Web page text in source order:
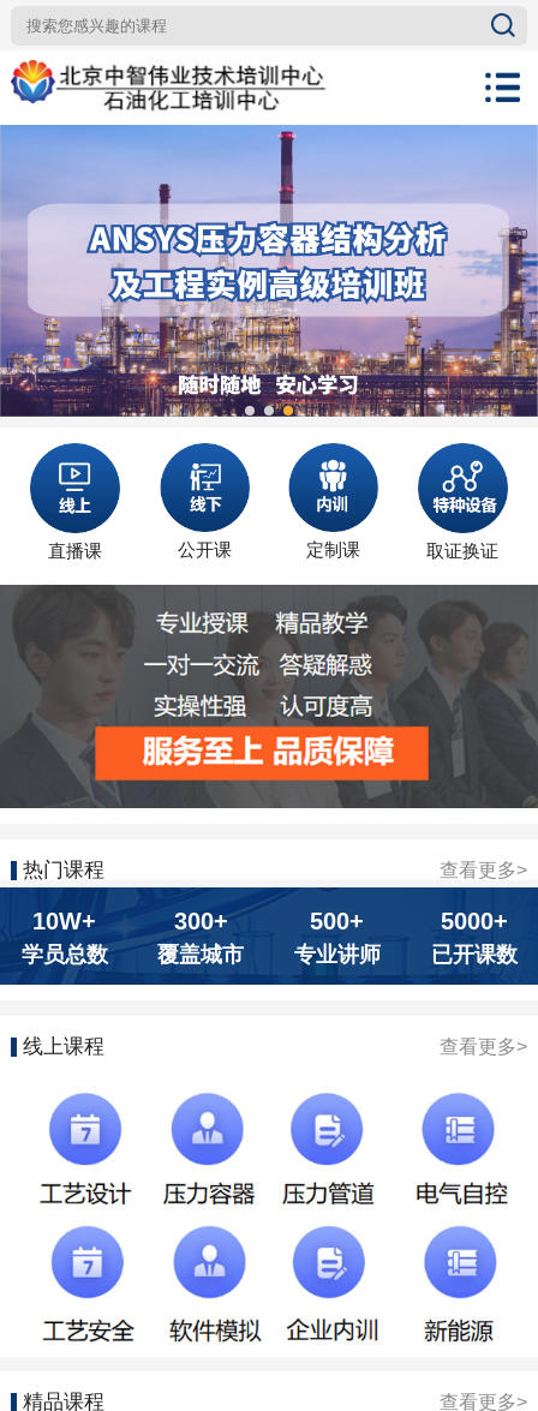
直播课 公开课 定制课 取证换证
热门课程 查看更多>
10W+
学员总数
300+
覆盖城市
500+
专业讲师
5000+
已开课数
线上课程 查看更多>
精品课程 查看更多>